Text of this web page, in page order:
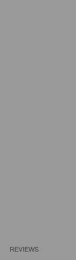
REVIEWS